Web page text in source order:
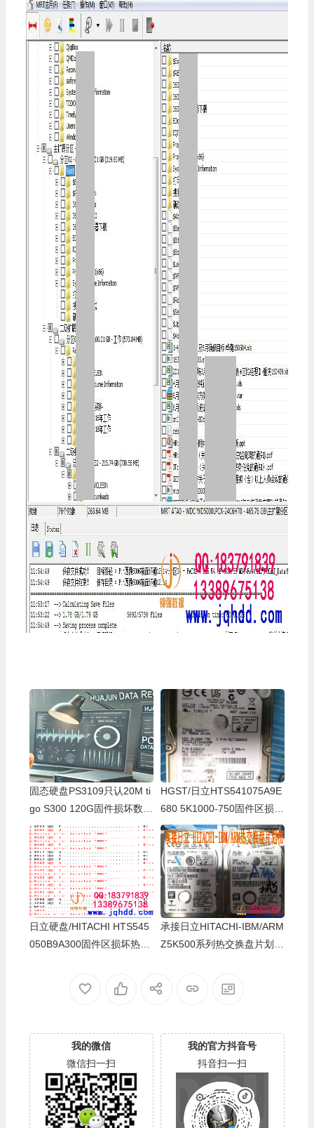
固态硬盘PS3109只认20M ti
go S300 120G固件损坏数据
成功恢复案例
HGST/日立HTS541075A9E
680 5K1000-750固件区损坏
严重热交换数据恢复案例
日立硬盘/HITACHI HTS545
050B9A300固件区损坏热交
承接日立HITACHI-IBM/ARM
Z5K500系列热交换盘片划伤
我的微信
微信扫一扫
我的官方抖音号
抖音扫一扫